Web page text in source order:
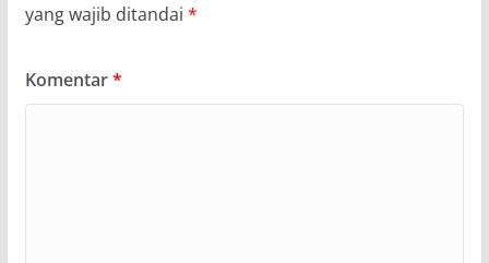
yang wajib ditandai *
Komentar*